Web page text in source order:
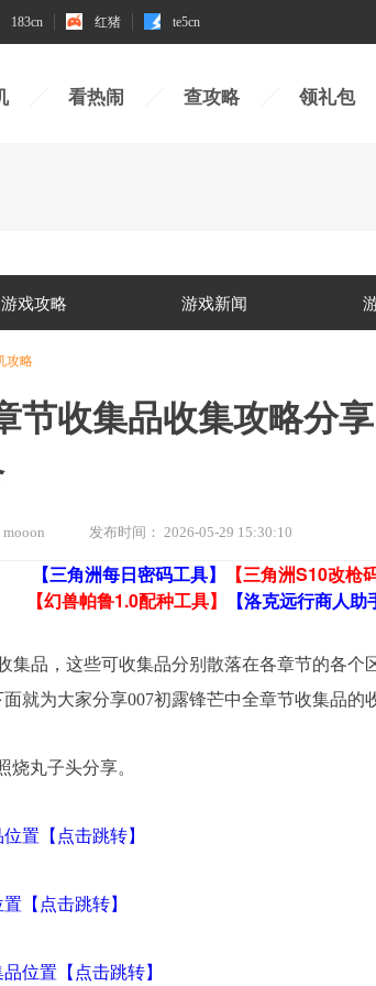
183cn 红猪 te5cn
看热闹 查攻略 领礼包
游戏攻略 游戏新闻
攻略
节收集品收集攻略分
mooon 发布时间： 2026-05-29 15:30:10
【三角洲每日密码工具】
【三角洲S10改枪
【幻兽帕鲁1.0配种工具】
【洛克远行商人助
集品，这些可收集品分别散落在各章节的各个
就为大家分享007初露锋芒中全章节收集品的
烧丸子头分享。
置【点击跳转】
【点击跳转】
位置【点击跳转】